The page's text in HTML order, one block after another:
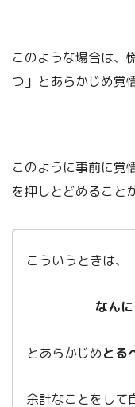
このような場合は、
つ」とあらかじめ覚
このように事前に覚
を押しとどめること
こういうときは、
なん
とあらかじめとる
余計なことをして